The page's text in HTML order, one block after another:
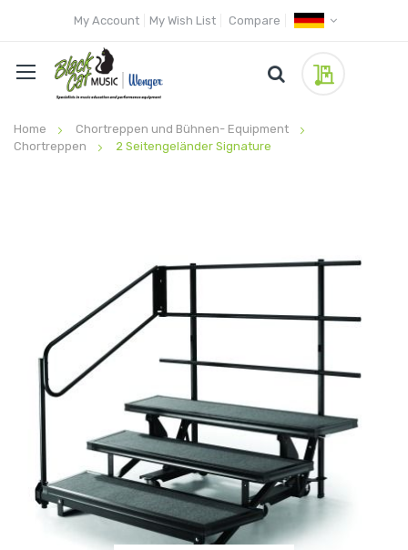
My Account My Wish List Compare
Home
Chortreppen und Bühnen- Equipment
Chortreppen
2 Seitengeländer Signature